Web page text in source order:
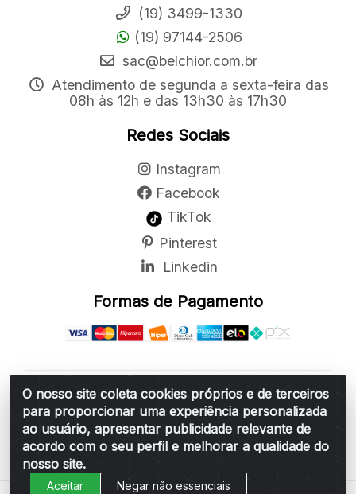
O nosso site coleta cookies próprios e de terceiros
para proporcionar uma experiência personalizada
ao usuário, apresentar publicidade relevante de
acordo com o seu perfil e melhorar a qualidade do
nosso site.
Aceitar Negar não essenciais
(19) 3499-1330
(19) 97144-2506
sac@belchior.com.br
Atendimento de segunda a sexta-feira das
08h às 12h e das 13h30 às 17h30
Redes Sociais
Instagram
Facebook
TikTok
Pinterest
Linkedin
Formas de Pagamento
Belchior Cortinas e Acessórios LTDA - R: Rua
Vereador Sérgio Leopoldino Alves, 876 - Santa
Bárbara d'Oeste/SP - CEP 13.456-166 - CNPJ
06.314.073/0001-34